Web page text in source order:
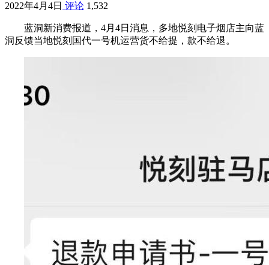
2022年4月4日 评论 1,532
蓝洞新消费报道，4月4日消息，多地悦刻电子烟店主向蓝
洞反馈当地悦刻国代一号机运营货不给提，款不给退。